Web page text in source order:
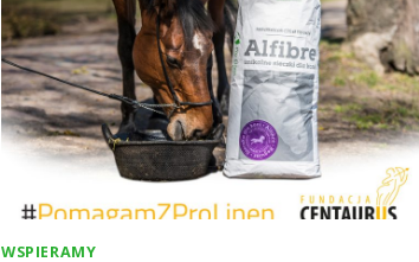
WSPIERAMY